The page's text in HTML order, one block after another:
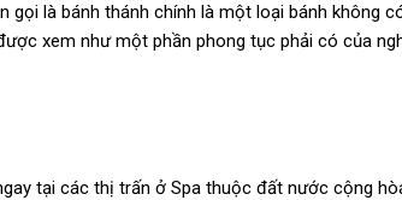
gọi là bánh thánh chính là một loại bánh không
xem như một phần phong tục phải có của
tại các thị trấn ở Spa thuộc đất nước cộng